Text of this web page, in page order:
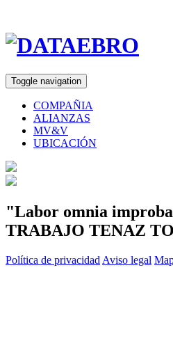
Toggle navigation
COMPAÑIA
ALIANZAS
MV&V
UBICACIÓN
"Labor omnia
TRABAJO TENAZ
Política de privacidad Aviso legal